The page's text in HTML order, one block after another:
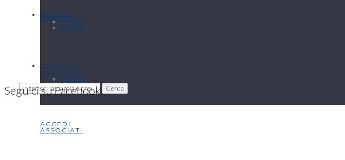
ACCEDI
CONTATTI
CONTATTI
Cerca
VIDEO
ASSOCIATI
ACCEDI
FOTO
VIDEO
ASSOCIATI
Seguici su Facebook